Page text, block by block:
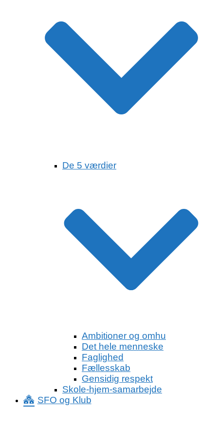
De 5 værdier
Ambitioner og omhu
Det hele menneske
Faglighed
Fællesskab
Gensidig respekt
Skole-hjem-samarbejde
SFO og Klub